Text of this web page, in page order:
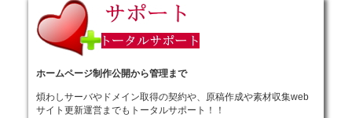
ホームページ制作公開から管理まで
煩わしサーバやドメイン取得の契約や、原稿作成や素材収集web
サイト更新運営までもトータルサポート！！